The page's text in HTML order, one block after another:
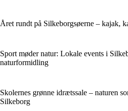
Året rundt på Silkeborgsøerne – kajak,
Sport møder natur: Lokale events i
naturformidling
Skolernes grønne idrætssale – naturen
Silkeborg